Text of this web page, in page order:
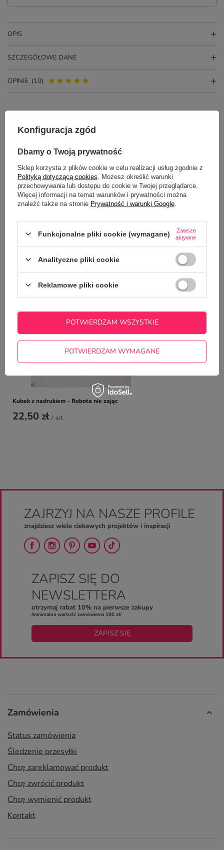
OPIS
SZCZEGÓŁOWE DANE
OPINIE (10)
Potrzebujesz pomocy? Masz pytania?
Zadaj pytanie a my odpowiemy
ZADAJ PYTANIE
NAJCZĘŚCIEJ KUPOWANE Z
TYM TOWAREM
Kubek z nadrukiem - Robota nie zając
22,50 zł / szt.
ZAJRZYJ NA NASZE PROFILE
znajdziesz wiele ciekawych projektów i inspiracji
ZAPISZ SIĘ DO
NEWSLETTERA
otrzymaj rabat 10% na pierwsze zakupy
/minimalna wartość zamówienia 100 zł/
ZAPISZ SIĘ
Zamówienia
Status zamówienia
Śledzenie przesyłki
Chcę zareklamować produkt
Chcę zwrócić produkt
Chcę wymienić produkt
Kontakt
Konfiguracja zgód
Dbamy o Twoją prywatność
Sklep korzysta z plików cookie w celu realizacji usług zgodnie z
Polityką dotyczącą cookies . Możesz określić warunki
przechowywania lub dostępu do cookie w Twojej przeglądarce.
Więcej informacji na temat warunków i prywatności można
znaleźć także na stronie Prywatność i warunki Google
Funkcjonalne pliki cookie (wymagane)
Zawsze
aktywne
Analityczne pliki cookie
Reklamowe pliki cookie
POTWIERDZAM WYMAGANE
POTWIERDZAM WSZYSTKIE